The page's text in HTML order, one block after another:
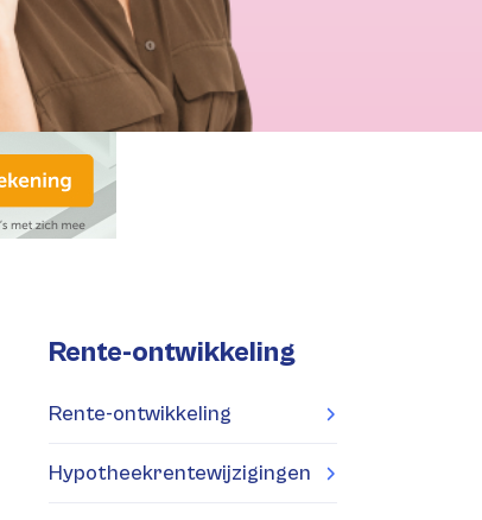
Rente-ontwikkeling
Rente-ontwikkeling
Hypotheekrentewijzigingen